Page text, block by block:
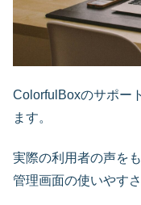
ColorfulBoxのサポー
ます。
実際の利用者の声を
管理画面の使いやす